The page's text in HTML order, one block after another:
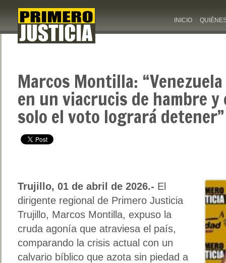
INICIO
Marcos Montilla:
en un viacrucis de hambre
solo el voto logrará detener”
Trujillo, 01 de abril de 2026.- El
dirigente regional de Primero Justicia
Trujillo, Marcos Montilla, expuso la
cruda agonía que atraviesa el país,
comparando la crisis actual con un
calvario bíblico que azota sin piedad a